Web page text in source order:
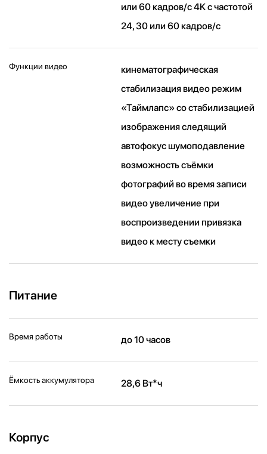
или 60 кадров/ с 4K с частотой
24, 30 или 60 кадров/ с
Функции видео
кинематографическая
стабилизация видео режим
«Таймлапс» со стабили­зацией
изображения следящий
автофокус шумоподавление
возможность съёмки
фотографий во время записи
видео увеличение при
воспроизведении привязка
видео к месту съемки
Питание
Время работы до 10 часов
Ёмкость аккумулятора 28,6 Вт*ч
Корпус